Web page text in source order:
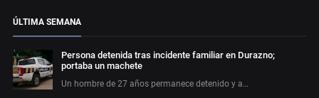
ÚLTIMA SEMANA
Persona detenida tras incidente familiar en Durazno;
portaba un machete
Un hombre de 27 años permanece detenido y a…